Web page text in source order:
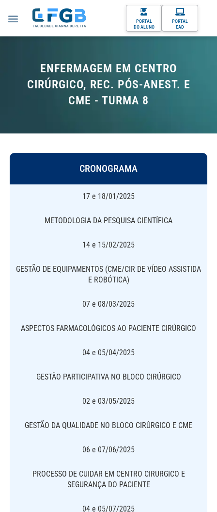
PORTAL
DO ALUNO
PORTAL
EAD
ENFERMAGEM EM CENTRO
CIRÚRGICO, REC. PÓS-ANEST. E
CME - TURMA 8
CRONOGRAMA
17 e 18/01/2025
METODOLOGIA DA PESQUISA CIENTÍFICA
14 e 15/02/2025
GESTÃO DE EQUIPAMENTOS (CME/CIR DE VÍDEO ASSISTIDA
E ROBÓTICA)
07 e 08/03/2025
ASPECTOS FARMACOLÓGICOS AO PACIENTE CIRÚRGICO
04 e 05/04/2025
GESTÃO PARTICIPATIVA NO BLOCO CIRÚRGICO
02 e 03/05/2025
GESTÃO DA QUALIDADE NO BLOCO CIRÚRGICO E CME
06 e 07/06/2025
PROCESSO DE CUIDAR EM CENTRO CIRURGICO E
SEGURANÇA DO PACIENTE
04 e 05/07/2025